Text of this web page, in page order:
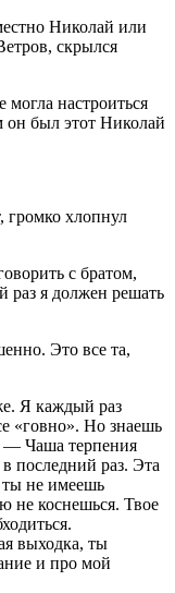
Николай или
скрылся
настроиться
он был этот Николай
громко хлопнул
с братом,
раз я должен решать
Это все та,
Я каждый раз
«говно». Но знаешь
— Чаша терпения
последний раз. Эта
не имеешь
не коснешься. Твое
выходка, ты
и про мой